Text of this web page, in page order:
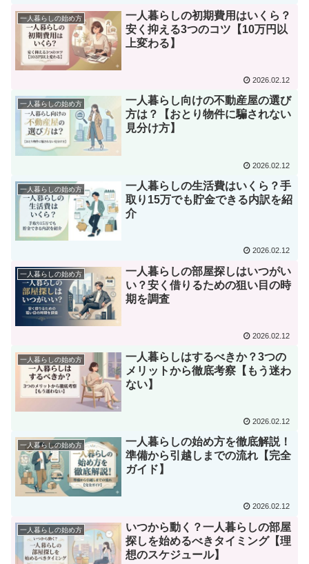
一人暮らしの始め方
一人暮らしの初期費用はいくら？
安く抑える3つのコツ【10万円以
上変わる】
2026.02.12
一人暮らしの始め方
一人暮らし向けの不動産屋の選び
方は？【おとり物件に騙されない
見分け方】
2026.02.12
一人暮らしの始め方
一人暮らしの生活費はいくら？手
取り15万でも貯金できる内訳を紹
介
2026.02.12
一人暮らしの始め方
一人暮らしの部屋探しはいつがい
い？安く借りるための狙い目の時
期を調査
2026.02.12
一人暮らしの始め方
一人暮らしはするべきか？3つの
メリットから徹底考察【もう迷わ
ない】
2026.02.12
一人暮らしの始め方
一人暮らしの始め方を徹底解説！
準備から引越しまでの流れ【完全
ガイド】
2026.02.12
一人暮らしの始め方
いつから動く？一人暮らしの部屋
探しを始めるべきタイミング【理
想のスケジュール】